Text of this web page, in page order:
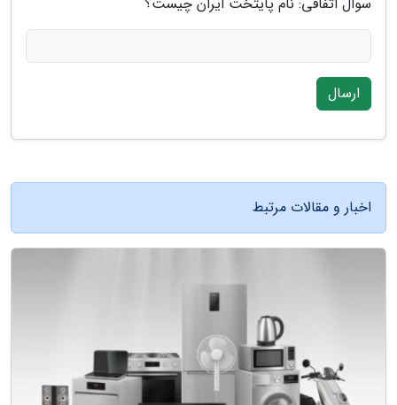
ارسال
اخبار و مقالات مرتبط